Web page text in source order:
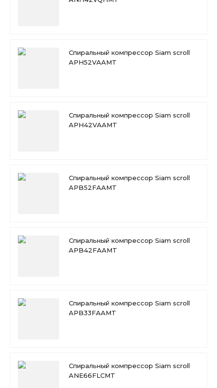
Спиральный компрессор Siam scroll
APH52VAAMT
Спиральный компрессор Siam scroll
APH42VAAMT
Спиральный компрессор Siam scroll
APB52FAAMT
Спиральный компрессор Siam scroll
APB42FAAMT
Спиральный компрессор Siam scroll
APB33FAAMT
Спиральный компрессор Siam scroll
ANE66FLCMT